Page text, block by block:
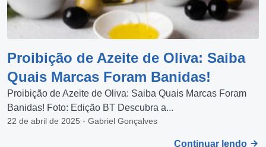
Proibição de Azeite de Oliva: Saiba
Quais Marcas Foram Banidas!
Proibição de Azeite de Oliva: Saiba Quais Marcas Foram
Banidas! Foto: Edição BT Descubra a...
22 de abril de 2025 - Gabriel Gonçalves
Continuar lendo